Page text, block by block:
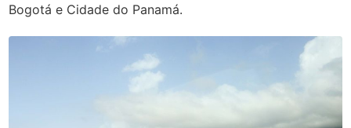
Bogotá e Cidade do Panamá.